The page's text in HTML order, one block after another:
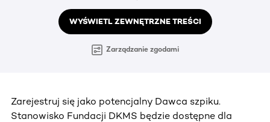
WYŚWIETL ZEWNĘTRZNE TREŚCI
Zarządzanie zgodami
Zarejestruj się jako potencjalny Dawca szpiku.
Stanowisko Fundacji DKMS będzie dostępne dla